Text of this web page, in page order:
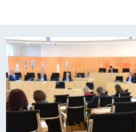
Bilddatei